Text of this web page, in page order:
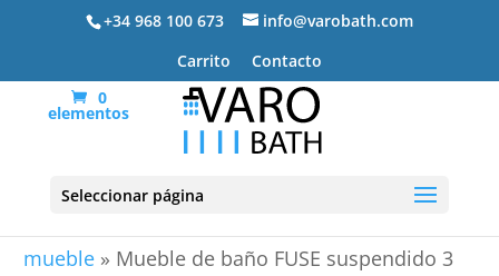
+34 968 100 673
info@varobath.com
Carrito
Contacto
0
elementos
Seleccionar página
mueble » Mueble de baño FUSE suspendido 3